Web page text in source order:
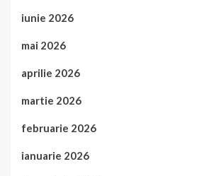
iunie 2026
mai 2026
aprilie 2026
martie 2026
februarie 2026
ianuarie 2026